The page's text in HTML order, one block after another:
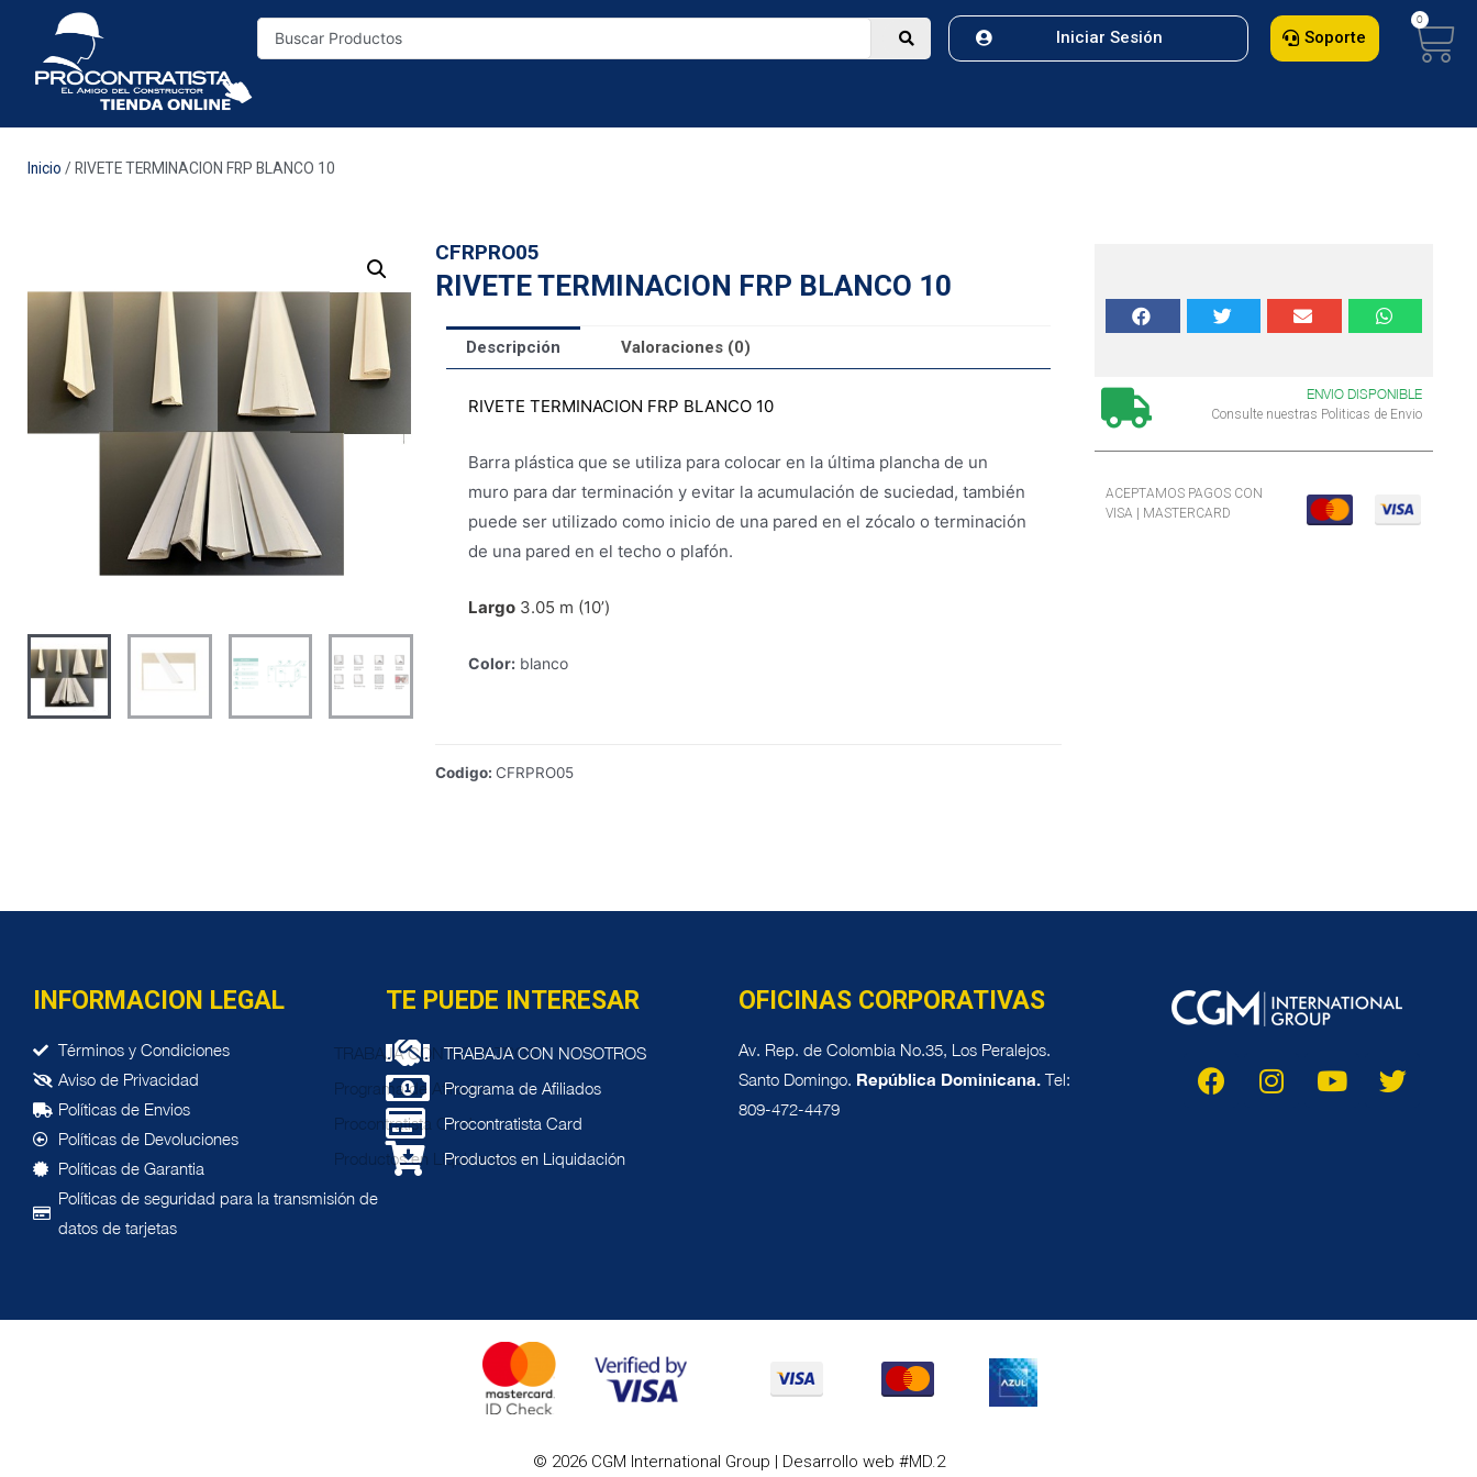
Iniciar Sesión Soporte
Inicio / RIVETE TERMINACION FRP BLANCO 10
CFRPRO05
RIVETE TERMINACION FRP BLANCO 10
Descripción Valoraciones (0)
RIVETE TERMINACION FRP BLANCO 10
Barra plástica que se utiliza para colocar en la última plancha de un
muro para dar terminación y evitar la acumulación de suciedad, también
puede ser utilizado como inicio de una pared en el zócalo o terminación
de una pared en el techo o plafón.
Largo3.05 m (10’)
Color:blanco
Codigo: CFRPRO05
ENVIO DISPONIBLE
Consulte nuestras Politicas de Envio
ACEPTAMOS PAGOS CON
VISA | MASTERCARD
INFORMACION LEGAL
Términos y Condiciones
Aviso de Privacidad
Políticas de Envios
Políticas de Devoluciones
Políticas de Garantia
Políticas de seguridad para la transmisión de
datos de tarjetas
TE PUEDE INTERESAR
TRABAJA CON NOSOTROS
Programa de Afiliados
Procontratista Card
Productos en Liquidación
OFICINAS CORPORATIVAS
Av. Rep. de Colombia No.35, Los Peralejos.
Santo Domingo. República Dominicana. Tel:
809-472-4479
© 2026 CGM International Group | Desarrollo web #MD.2